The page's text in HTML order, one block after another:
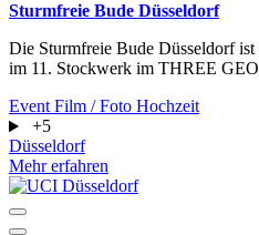
Sturmfreie Bude Düsseldorf
Die Sturmfreie Bude Düsseldorf ist
im 11. Stockwerk im THREE
Event Film / Foto Hochzeit
+5
Düsseldorf
Mehr erfahren